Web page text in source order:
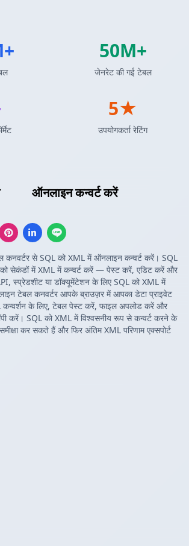
ऑनलाइन कन्वर्ट करें
कनवर्टर से SQL को XML में ऑनलाइन कन्वर्ट करें। SQL
सेकंडों में XML में कन्वर्ट करें — पेस्ट करें, एडिट करें और
स्प्रेडशीट या डॉक्यूमेंटेशन के लिए SQL को XML में
टेबल कनवर्टर आपके ब्राउज़र में आपका डेटा प्राइवेट
के लिए, टेबल पेस्ट करें, फाइल अपलोड करें और
करें। SQL को XML में विश्वसनीय रूप से कन्वर्ट करने के
कर सकते हैं और फिर अंतिम XML परिणाम एक्सपोर्ट
50M+
जेनरेट की गई टेबल
5★
उपयोगकर्ता रेटिंग